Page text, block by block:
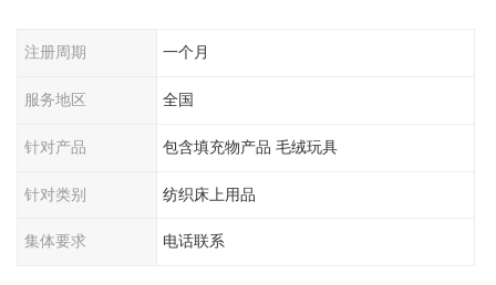
注册周期 一个月
服务地区 全国
针对产品 包含填充物产品 毛绒玩具
针对类别 纺织床上用品
集体要求 电话联系